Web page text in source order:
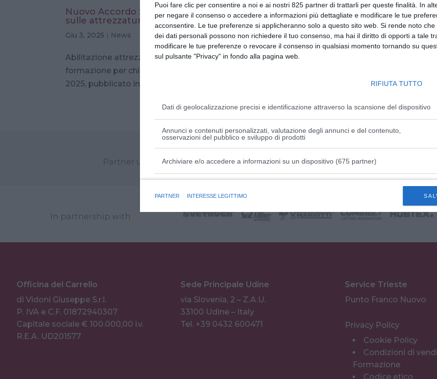
Puoi fare clic per consentire a noi e ai nostri 825 partner di trattarli per queste finalità. In
per negare il consenso o accedere a informazioni più dettagliate e modificare le tue
acconsentire. Le tue preferenze si applicheranno solo a questo sito web. Si rende noto
dei dati personali possono non richiedere il tuo consenso, ma hai il diritto di opporti a tale
modificare le tue preferenze o revocare il consenso in qualsiasi momento tornando su
sul pulsante "Privacy" in fondo alla pagina web.
RIFIUTA TUTTO
Dati di geolocalizzazione precisi e identificazione attraverso la scansione del dispositivo
Annunci e contenuti personalizzati, valutazione degli annunci e del contenuto,
osservazioni del pubblico e sviluppo di prodotti
Archiviare e/o accedere a informazioni su un dispositivo (675 partner)
PARTNER INTERESSE LEGITTIMO
Nuovo Accordo Stato-Regioni 2025: aggiornamenti obbligatori per la formazione
sulle attrezzature da lavoro
Giu 3, 2025 | News
Abilitazione attrezzature da lavoro: i nuovi obblighi previsti dall’Accordo 2025 È ufficiale:
formazione per chi utilizza attrezzature da lavoro Il nuovo Accordo Stato-Regioni del 17 aprile
2025, pubblicato in Gazzetta Ufficiale il 24 maggio, ridefinisce...
Partner unici Linde MHI per il FVG
In partnership with
Officina del Carrello
di Vidoni Giuseppe S.r.l.
P. IVA e C.F. 01872940307
Capitale sociale € 100.000,00 i.v.
R.E.A. UD201577
Sede Principale Udine
via Slovenia, 2 – Z.A.U.
33100 Udine – Italy
Tel. +39 0432 600471
Service Trieste
Punto Franco Nuovo
Privacy Policy
Cookie Policy
Condizioni di
Formazione
Codice etico